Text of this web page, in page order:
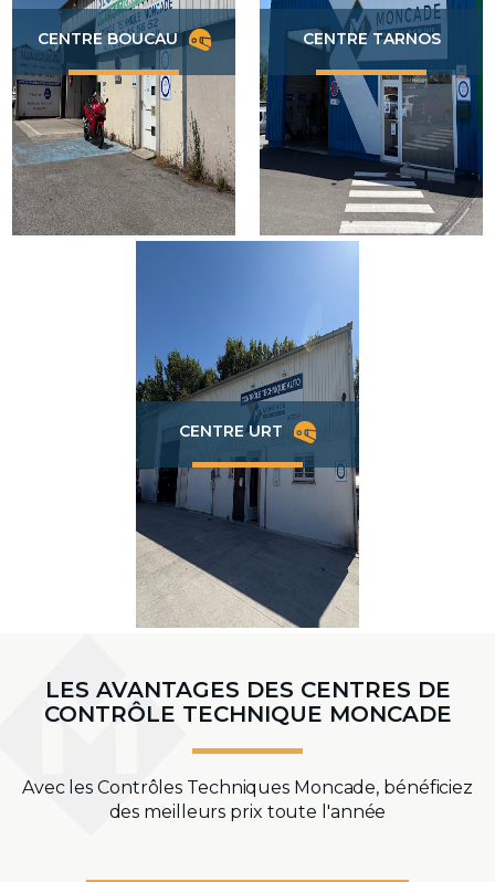
CENTRE BOUCAU CENTRE TARNOS
CENTRE URT
LES AVANTAGES DES CENTRES DE
CONTRÔLE TECHNIQUE MONCADE
Avec les Contrôles Techniques Moncade, bénéficiez
des meilleurs prix toute l'année